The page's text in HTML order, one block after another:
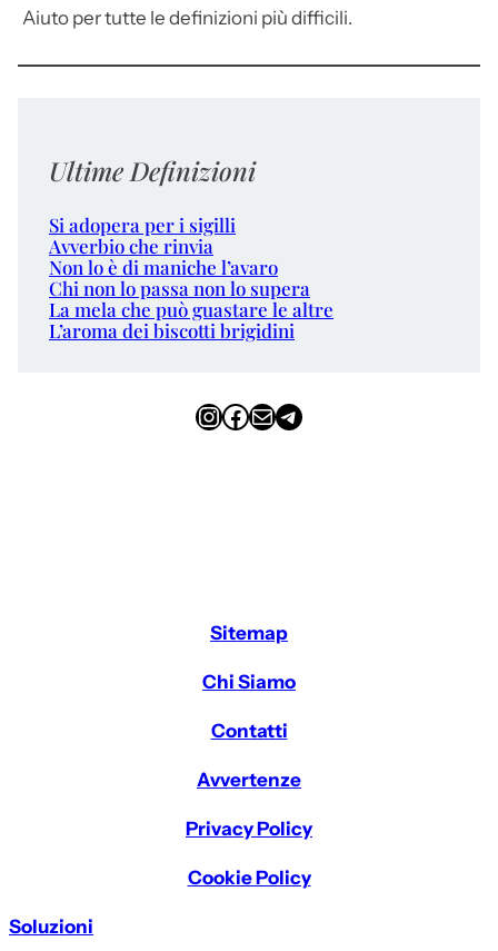
Aiuto per tutte le definizioni più difficili.
Ultime Definizioni
Si adopera per i sigilli
Avverbio che rinvia
Non lo è di maniche l’avaro
Chi non lo passa non lo supera
La mela che può guastare le altre
L’aroma dei biscotti brigidini
InstagramFacebook Email Telegram
Sitemap
Chi Siamo
Contatti
Avvertenze
Privacy Policy
Cookie Policy
Soluzioni